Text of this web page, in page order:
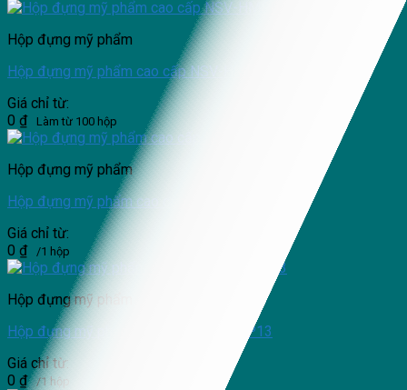
Hộp đựng mỹ phẩm
Hộp đựng mỹ phẩm cao cấp NSV-HMP04
Giá chỉ từ:
0 ₫ Làm từ 100 hộp
Hộp đựng mỹ phẩm
Hộp đựng mỹ phẩm cao cấp NSV-HMP21
Giá chỉ từ:
0 ₫ /1 hộp
Hộp đựng mỹ phẩm
Hộp đựng mỹ phẩm cao cấp NSV-HMP13
Giá chỉ từ:
0 ₫ /1 hộp